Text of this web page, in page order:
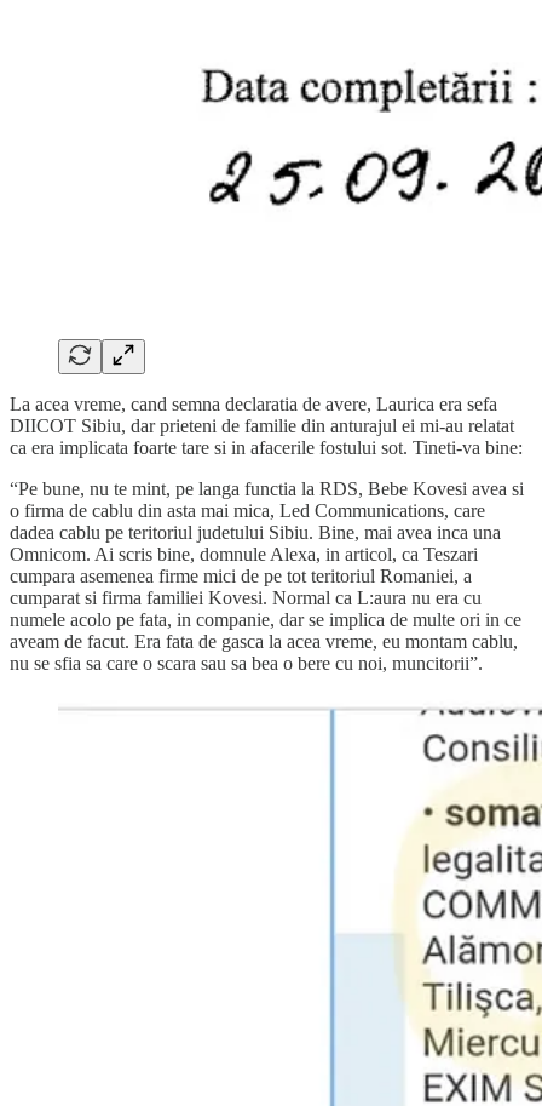
La acea vreme, cand semna declaratia de avere, Laurica era sefa
DIICOT Sibiu, dar prieteni de familie din anturajul ei mi-au relatat
ca era implicata foarte tare si in afacerile fostului sot. Tineti-va bine:
“Pe bune, nu te mint, pe langa functia la RDS, Bebe Kovesi avea si
o firma de cablu din asta mai mica, Led Communications, care
dadea cablu pe teritoriul judetului Sibiu. Bine, mai avea inca una
Omnicom. Ai scris bine, domnule Alexa, in articol, ca Teszari
cumpara asemenea firme mici de pe tot teritoriul Romaniei, a
cumparat si firma familiei Kovesi. Normal ca L:aura nu era cu
numele acolo pe fata, in companie, dar se implica de multe ori in ce
aveam de facut. Era fata de gasca la acea vreme, eu montam cablu,
nu se sfia sa care o scara sau sa bea o bere cu noi, muncitorii”.